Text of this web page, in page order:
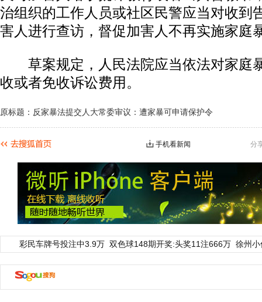
治组织的工作人员或社区民警应当对收到
害人进行查访，督促加害人不再实施家庭
草案规定，人民法院应当依法对家庭
收或者免收诉讼费用。
原标题：反家暴法提交人大常委审议：遭家暴可申请保护令
分
手机看新闻
彩民车牌号投注中3.9万 双色球148期开奖:头奖11注666万 徐州